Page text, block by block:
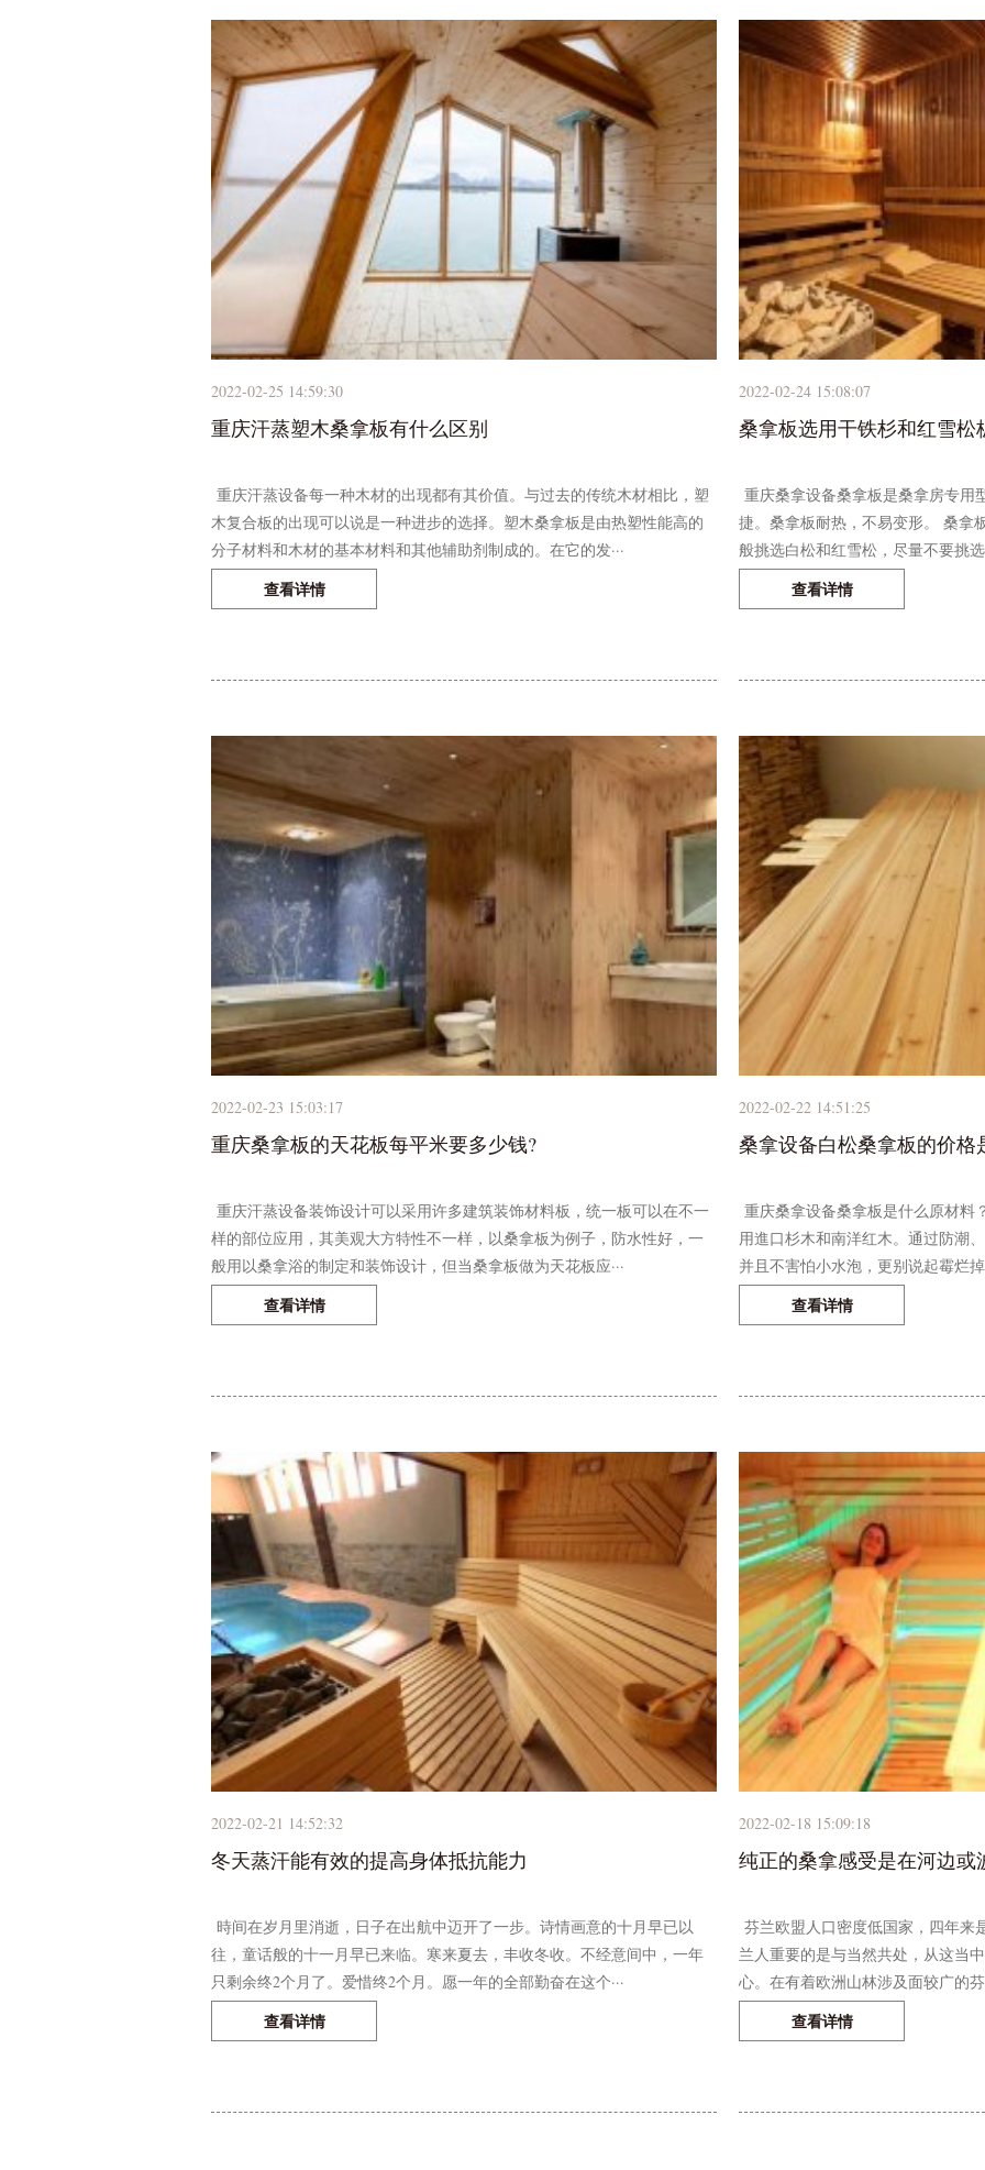
2022-02-25 14:59:30
重庆汗蒸塑木桑拿板有什么区别
重庆汗蒸设备每一种木材的出现都有其价值。与过去的传统木材相比，塑
木复合板的出现可以说是一种进步的选择。塑木桑拿板是由热塑性能高的
分子材料和木材的基本材料和其他辅助剂制成的。在它的发···
查看详情
2022-02-24 15:08:07
桑拿板选用干铁杉和红雪松
重庆桑拿设备桑拿板是桑拿房专用
捷。桑拿板耐热，不易变形。 桑拿
般挑选白松和红雪松，尽量不要挑选
查看详情
2022-02-23 15:03:17
重庆桑拿板的天花板每平米要多少钱?
重庆汗蒸设备装饰设计可以采用许多建筑装饰材料板，统一板可以在不一
样的部位应用，其美观大方特性不一样，以桑拿板为例子，防水性好，一
般用以桑拿浴的制定和装饰设计，但当桑拿板做为天花板应···
查看详情
2022-02-22 14:51:25
桑拿设备白松桑拿板的价格
重庆桑拿设备桑拿板是什么原材料
用進口杉木和南洋红木。通过防潮
并且不害怕小水泡，更别说起霉烂掉
查看详情
2022-02-21 14:52:32
冬天蒸汗能有效的提高身体抵抗能力
時间在岁月里消逝，日子在出航中迈开了一步。诗情画意的十月早已以
往，童话般的十一月早已来临。寒来夏去，丰收冬收。不经意间中，一年
只剩余终2个月了。爱惜终2个月。愿一年的全部勤奋在这个···
查看详情
2022-02-18 15:09:18
纯正的桑拿感受是在河边或
芬兰欧盟人口密度低国家，四年来
兰人重要的是与当然共处，从这当
心。在有着欧洲山林涉及面较广的
查看详情